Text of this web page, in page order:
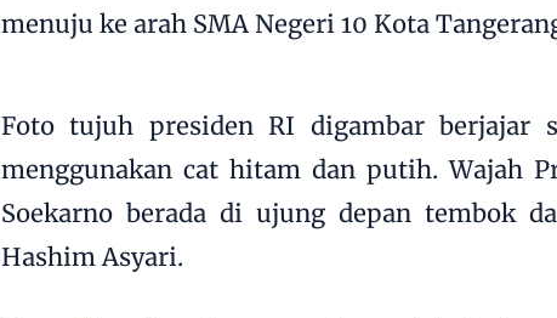
menuju ke arah SMA Negeri 10 Kota
Foto tujuh presiden RI digambar berjajar
menggunakan cat hitam dan putih. Wajah
Soekarno berada di ujung depan tembok
Hashim Asyari.